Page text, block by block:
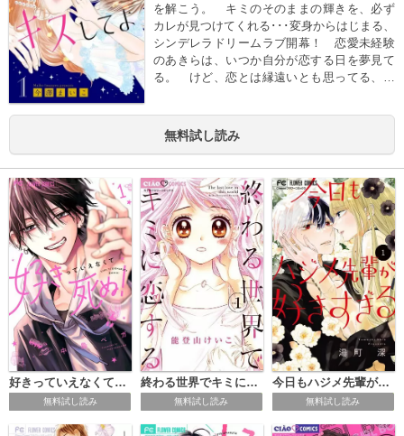
を解こう。 キミのそのままの輝きを、必ず
カレが見つけてくれる･･･変身からはじまる、
シンデレラドリームラブ開幕！ 恋愛未経験
のあきらは、いつか自分が恋する日を夢見て
る。 けど、恋とは縁遠いとも思ってる、地
せてもらって出かけたら･･･クラスのイケメン
モテ男子・尊にひとめぼれされちゃった！？
無料試し読み
好きっていえなくて死ぬ！
無料試し読み
終わる世界でキミに恋する
無料試し読み
今日もハジメ先輩が好きすぎる
無料試し読み